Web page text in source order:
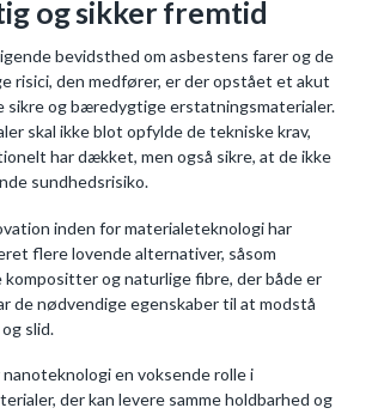
og sikker fremtid
bevidsthed om asbestens farer og de
risici, den medfører, er der opstået et akut
sikre og bæredygtige erstatningsmaterialer.
skal ikke blot opfylde de tekniske krav,
har dækket, men også sikre, at de ikke
sundhedsrisiko.
inden for materialeteknologi har
flere lovende alternativer, såsom
kompositter og naturlige fibre, der både er
de nødvendige egenskaber til at modstå
slid.
en voksende rolle i
der kan levere samme holdbarhed og